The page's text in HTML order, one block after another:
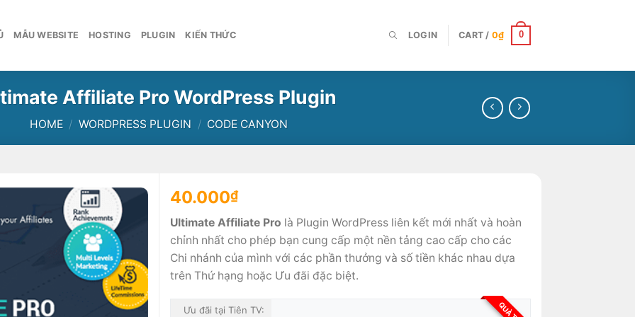
MẪU WEBSITE HOSTING PLUGIN KIẾN THỨC LOGIN CART / 0₫ 0
Affiliate Pro WordPress Plugin
HOME / WORDPRESS PLUGIN / CODE CANYON
40.000₫
Ultimate Affiliate Pro là Plugin WordPress liên kết mới nhất và hoàn
chỉnh nhất cho phép bạn cung cấp một nền tảng cao cấp cho các
Chi nhánh của mình với các phần thưởng và số tiền khác nhau dựa
trên Thứ hạng hoặc Ưu đãi đặc biệt.
Ưu đãi tại Tiên TV: